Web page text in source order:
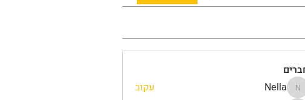
Nella
Nella עקוב